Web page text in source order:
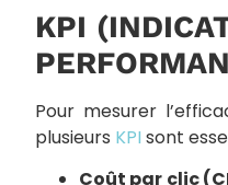
KPI
Pour mesurer
plusieurs KPI sont
Coût par clic